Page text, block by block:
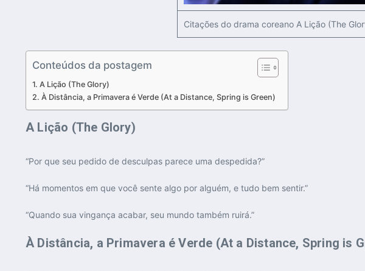
Citações do drama coreano A Lição (The
Conteúdos da postagem
A Lição (The Glory)
À Distância, a Primavera é Verde (At a Distance, Spring is Green)
A Lição (The Glory)
“Por que seu pedido de desculpas parece uma despedida?”
“Há momentos em que você sente algo por alguém, e tudo bem sentir.”
“Quando sua vingança acabar, seu mundo também ruirá.”
À Distância, a Primavera é Verde (At a Distance, Spring is